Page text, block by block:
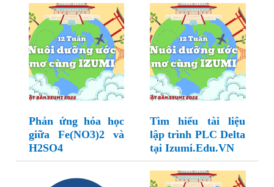
Phản ứng hóa học
giữa Fe(NO3)2 và
H2SO4
Tìm hiểu tài liệu
lập trình PLC Delta
tại Izumi.Edu.VN